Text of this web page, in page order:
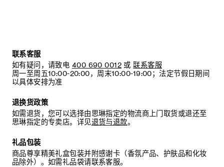
联系客服
如有疑问，请致电 400 690 0012 或 联系客服
周一至周五10:00-20:00，周末10:00-19:00；法定节假日期间
以具体安排为准
退换货政策
如需退货，您可以选择由思琳指定的物流商上门取货或退还至
思琳指定的专卖店。详见退货与退款。
礼品包装
商品尊享精美礼盒包装并附感谢卡（香氛产品、护肤品和化妆
品除外）。如需礼品袋请联系客服。